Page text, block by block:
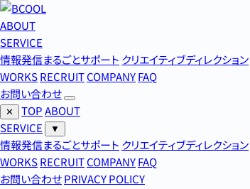
ABOUT
SERVICE
情報発信まるごとサポート クリエイティブディレクション
WORKSRECRUITCOMPANYFAQ
お問い合わせ
✕ TOPABOUT
SERVICE
▼
情報発信まるごとサポート クリエイティブディレクション
WORKSRECRUITCOMPANYFAQ
お問い合わせPRIVACY POLICY